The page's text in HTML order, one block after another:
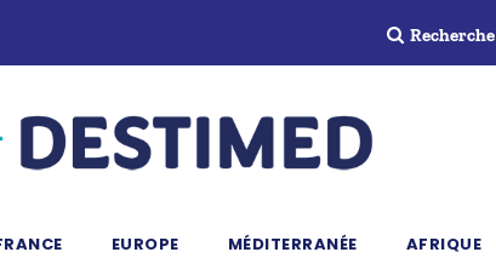
Recherche
EUROPE MÉDITERRANÉE AFRIQUE